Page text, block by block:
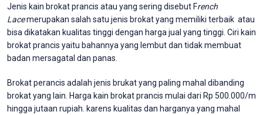
Jenis kain brokat prancis atau yang sering disebut French
Lacemerupakan salah satu jenis brokat yang memiliki terbaik atau
bisa dikatakan kualitas tinggi dengan harga jual yang tinggi. Ciri kain
brokat prancis yaitu bahannya yang lembut dan tidak membuat
badan mersagatal dan panas.
Brokat perancis adalah jenis brukat yang paling mahal dibanding
brokat yang lain. Harga kain brokat prancis mulai dari Rp 500.000/m
hingga jutaan rupiah. karens kualitas dan harganya yang mahal